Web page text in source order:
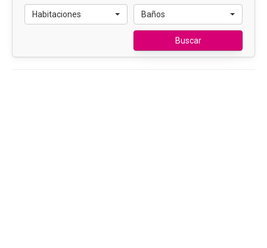
Habitaciones Baños
Buscar